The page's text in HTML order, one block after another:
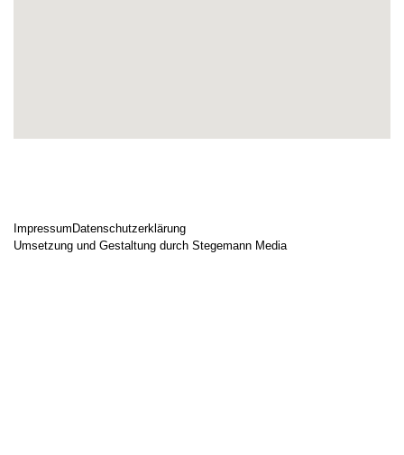
Impressum Datenschutzerklärung
Umsetzung und Gestaltung durch Stegemann Media